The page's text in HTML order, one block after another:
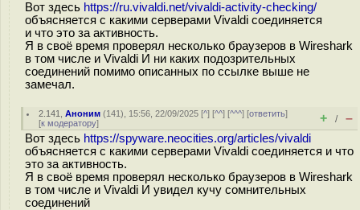
Вот здесь https://ru.vivaldi.net/vivaldi-activity-checking/
объясняется с какими серверами Vivaldi соединяется
и что это за активность.
Я в своё время проверял несколько браузеров в Wireshark
в том числе и Vivaldi И ни каких подозрительных
соединений помимо описанных по ссылке выше не
замечал.
2.141 ,Аноним (141), 15:56, 22/09/2025 [^] [^^] [^^^] [ответить]
[к модератору] + / –
Вот здесь https://spyware.neocities.org/articles/vivaldi
объясняется с какими серверами Vivaldi соединяется и что
это за активность.
Я в своё время проверял несколько браузеров в Wireshark
в том числе и Vivaldi И увидел кучу сомнительных
соединений